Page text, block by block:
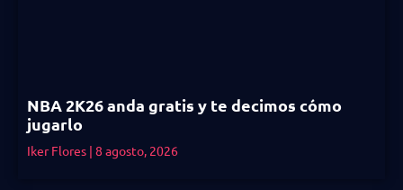
NBA 2K26 anda gratis y te decimos cómo
jugarlo
Iker Flores 8 agosto, 2026